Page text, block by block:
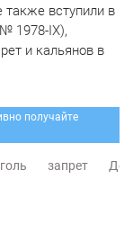
также вступили в
1978-ІХ),
и кальянов в
получайте
запрет